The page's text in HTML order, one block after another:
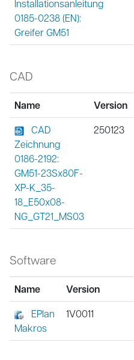
Installationsanleitung
0185-0238 (EN):
Greifer GM51
CAD
Name Version
CAD
Zeichnung
0186-2192:
GM51-23Sx80F-
XP-K_35-
18_E50x08-
NG_GT21_MS03
250123
Software
Name Version
EPlan
Makros
1V0011